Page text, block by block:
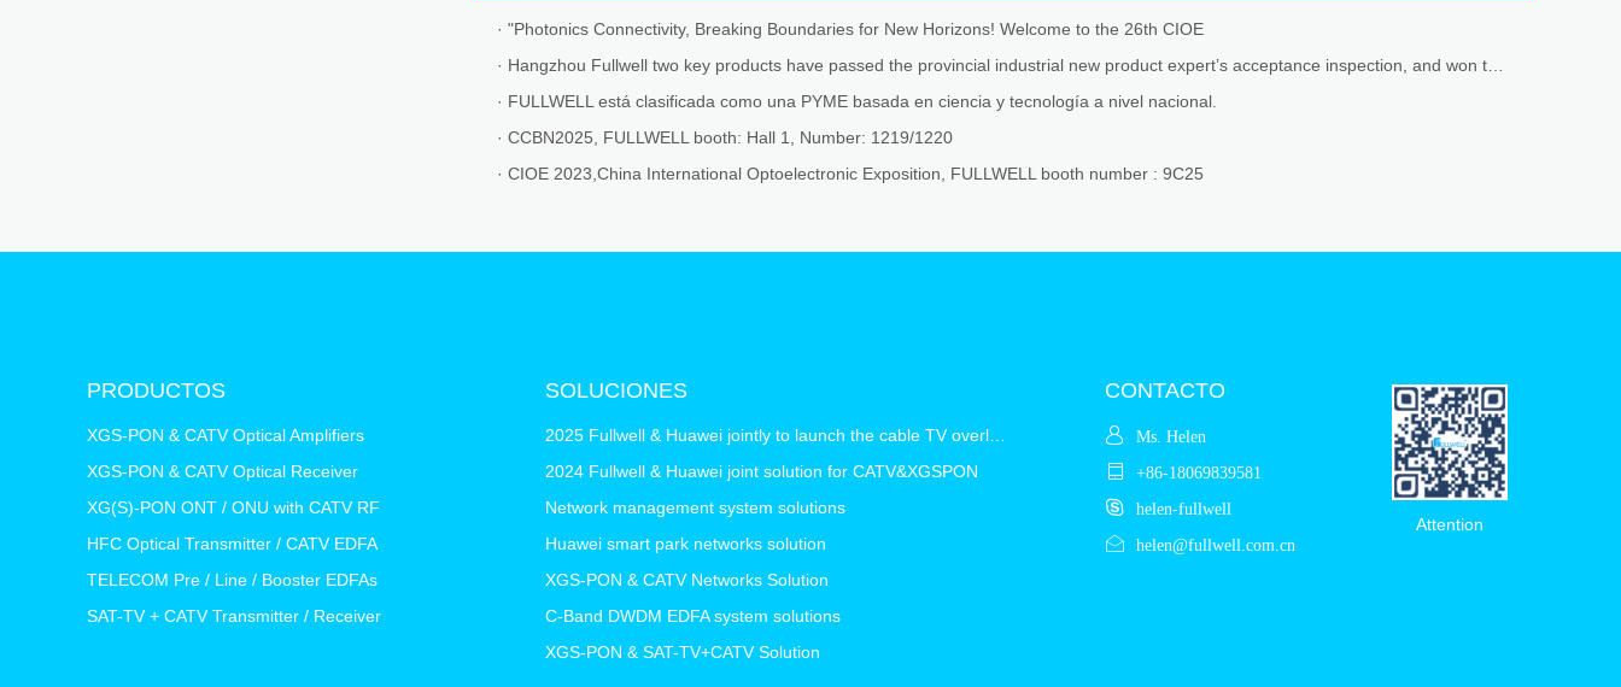
· "Photonics Connectivity, Breaking Boundaries for New Horizons! Welcome to the 26th CIOE
· FULLWELL está clasificada como una PYME basada en ciencia y tecnología a nivel nacional.
· CCBN2025, FULLWELL booth: Hall 1, Number: 1219/1220
· CIOE 2023,China International Optoelectronic Exposition, FULLWELL booth number : 9C25
PRODUCTOS
XGS-PON & CATV Optical Amplifiers
XGS-PON & CATV Optical Receiver
XG(S)-PON ONT / ONU with CATV RF
HFC Optical Transmitter / CATV EDFA
TELECOM Pre / Line / Booster EDFAs
SAT-TV + CATV Transmitter / Receiver
SOLUCIONES
2024 Fullwell & Huawei joint solution for CATV&XGSPON
Network management system solutions
Huawei smart park networks solution
XGS-PON & CATV Networks Solution
C-Band DWDM EDFA system solutions
XGS-PON & SAT-TV+CATV Solution
CONTACTO
Ms. Helen
+86-18069839581
helen-fullwell
helen@fullwell.com.cn
Attention